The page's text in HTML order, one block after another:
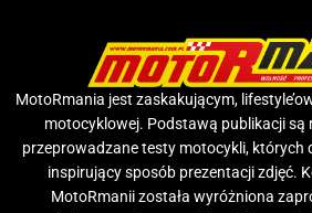
MotoRmania jest zaskakującym,
motocyklowej. Podstawą publikacji są
przeprowadzane testy motocykli, których
inspirujący sposób prezentacji zdjęć.
MotoRmanii została wyróżniona